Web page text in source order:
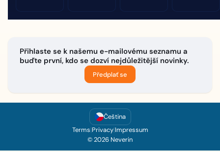
Přihlaste se k našemu e-mailovému seznamu a
buďte první, kdo se dozví nejdůležitější novinky.
Předplať se
Čeština
Terms|Privacy|Impressum
© 2026 Neverin